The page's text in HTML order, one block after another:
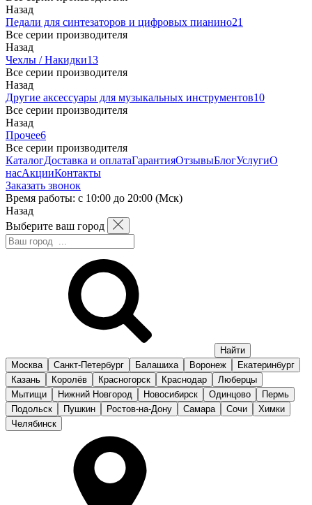
Назад
Педали для синтезаторов и цифровых пианино21
Все серии производителя
Назад
Чехлы / Накидки13
Все серии производителя
Назад
Другие аксессуары для музыкальных инструментов10
Все серии производителя
Назад
Прочее6
Все серии производителя
КаталогДоставка и оплатаГарантияОтзывыБлогУслугиО
насАкцииКонтакты
Заказать звонок
Время работы: с 10:00 до 20:00 (Мск)
Назад
Выберите ваш город
Москва Санкт-Петербург Балашиха Воронеж
Екатеринбург
Казань
Королёв Красногорск Краснодар
Люберцы
Мытищи
Нижний Новгород Новосибирск Одинцово
Пермь
Подольск
Пушкин Ростов-на-Дону Самара Сочи
Химки
Челябинск